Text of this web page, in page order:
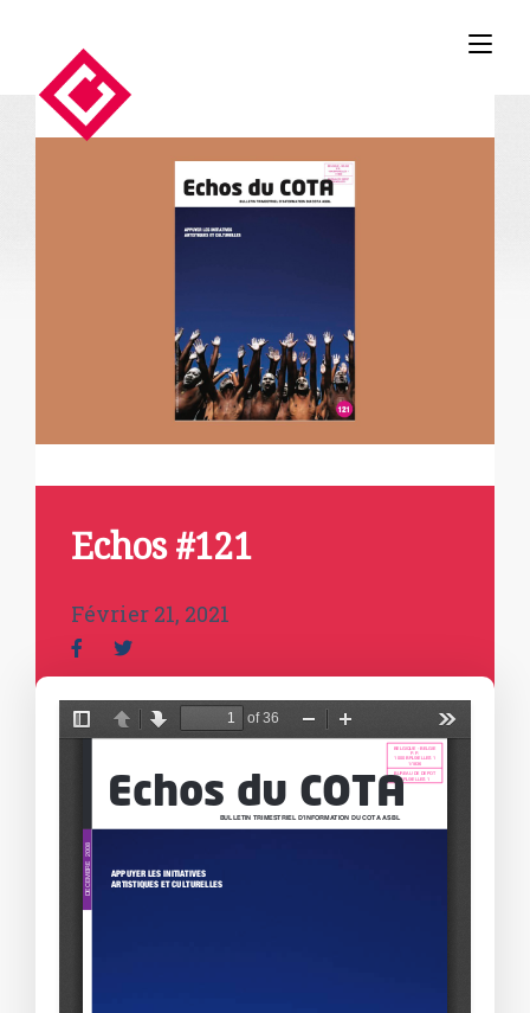
Echos #121
Février 21, 2021